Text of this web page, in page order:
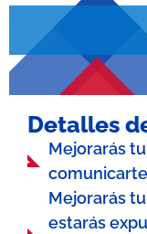
Detalles
Mejorarás
Mejorarás
estarás